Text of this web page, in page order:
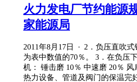
火力发电厂节约能源
家能源局
2011年8月17日 · 2．负压直吹
为表中数值的70％。 3．在负压
机： 锤击磨 10％ 中速磨 20％ 风
热力设备、管道及阀门的保温完